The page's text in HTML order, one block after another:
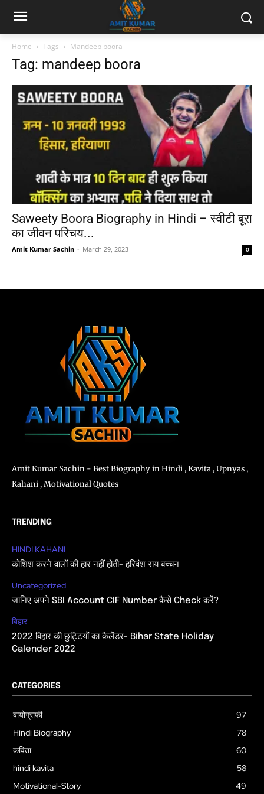
Home Tags Mandeep boora
Tag: mandeep boora
Saweety Boora Biography in Hindi – स्वीटी बूरा
का जीवन परिचय...
Amit Kumar Sachin - March 29, 2023 0
Amit Kumar Sachin - Best Biography in Hindi , Kavita , Upnyas ,
Kahani , Motivational Quotes
TRENDING
HINDI KAHANI
कोशिश करने वालों की हार नहीं होती- हरिवंश राय बच्चन
Uncategorized
जानिए अपने SBI Account CIF Number कैसे Check करें?
बिहार
2022 बिहार की छुट्टियों का कैलेंडर- Bihar State Holiday
Calender 2022
CATEGORIES
बायोग्राफी
97
Hindi Biography
78
कविता
60
hindi kavita
58
Motivational-Story
49